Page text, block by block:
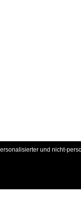
und nicht-